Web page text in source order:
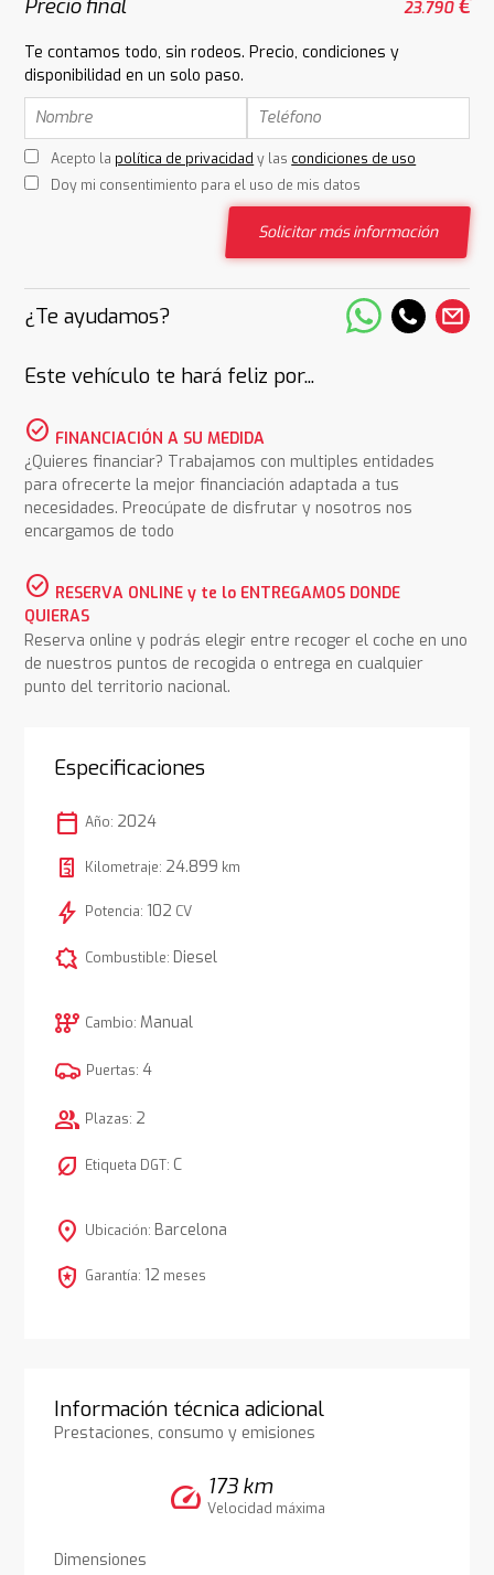
Precio final 23.790€
Te contamos todo, sin rodeos. Precio, condiciones y
disponibilidad en un solo paso.
Acepto la política de privacidad y las condiciones de uso
Doy mi consentimiento para el uso de mis datos
Solicitar más información
¿Te ayudamos?
Este vehículo te hará feliz por...
check_circle FINANCIACIÓN A SU MEDIDA
¿Quieres financiar? Trabajamos con multiples entidades
para ofrecerte la mejor financiación adaptada a tus
necesidades. Preocúpate de disfrutar y nosotros nos
encargamos de todo
check_circle RESERVA ONLINE y te lo ENTREGAMOS DONDE
QUIERAS
Reserva online y podrás elegir entre recoger el coche en uno
de nuestros puntos de recogida o entrega en cualquier
punto del territorio nacional.
Especificaciones
calendar_today Año: 2024
Kilometraje: 24.899 km
bolt Potencia: 102 CV
comic_bubble Combustible: Diesel
auto_transmission Cambio: Manual
Puertas: 4
group Plazas: 2
nest_eco_leaf Etiqueta DGT: C
location_on Ubicación: Barcelona
local_police Garantía: 12 meses
Información técnica adicional
Prestaciones, consumo y emisiones
speed 173 km
Velocidad máxima
Dimensiones